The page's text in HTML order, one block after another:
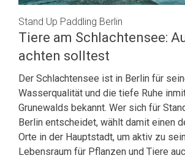
Stand Up Paddling Berlin
Tiere am Schlachtensee:
achten solltest
Der Schlachtensee ist in Berlin für
Wasserqualität und die tiefe Ruhe
Grunewalds bekannt. Wer sich für
Berlin entscheidet, wählt damit einen
Orte in der Hauptstadt, um aktiv zu
Lebensraum für Pflanzen und Tiere